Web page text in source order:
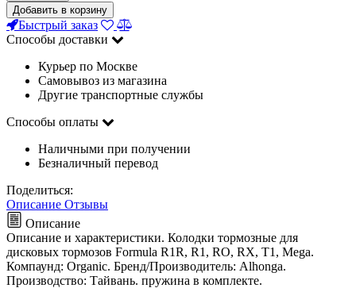
Добавить в корзину
Быстрый заказ
Способы доставки
Курьер по Москве
Самовывоз из магазина
Другие транспортные службы
Способы оплаты
Наличными при получении
Безналичный перевод
Поделиться:
Описание Отзывы
Описание
Описание и характеристики. Колодки тормозные для
дисковых тормозов Formula R1R, R1, RO, RX, T1, Mega.
Компаунд: Organic. Бренд/Производитель: Alhonga.
Производство: Тайвань. пружина в комплекте.